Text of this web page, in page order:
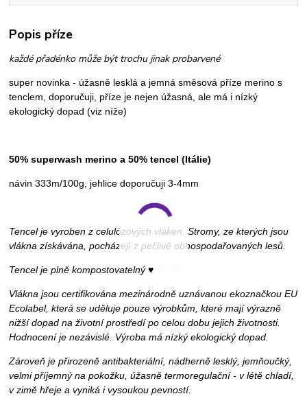
Popis příze
každé přadénko může být trochu jinak probarvené
super novinka - úžasně lesklá a jemná směsová příze merino s
tenclem, doporučuji, příze je nejen úžasná, ale má i nízký
ekologický dopad (viz níže)
50% superwash merino a 50% tencel (Itálie)
návin 333m/100g, jehlice doporučuji 3-4mm
Tencel je vyroben z celulózových vláken. Stromy, ze kterých jsou
vlákna získávána, pocházejí z pečlivě obhospodařovaných lesů.
Tencel je plně kompostovatelný ♥
Vlákna jsou certifikována mezinárodně uznávanou ekoznačkou EU
Ecolabel, která se uděluje pouze výrobkům, které mají výrazně
nižší dopad na životní prostředí po celou dobu jejich životnosti.
Hodnocení je nezávislé. Výroba má nízký ekologický dopad.
Zároveň je přirozeně antibakteriální, nádherně lesklý, jemňoučký,
velmi příjemný na pokožku, úžasně termoregulační - v létě chladí,
v zimě hřeje a vyniká i vysoukou pevností.